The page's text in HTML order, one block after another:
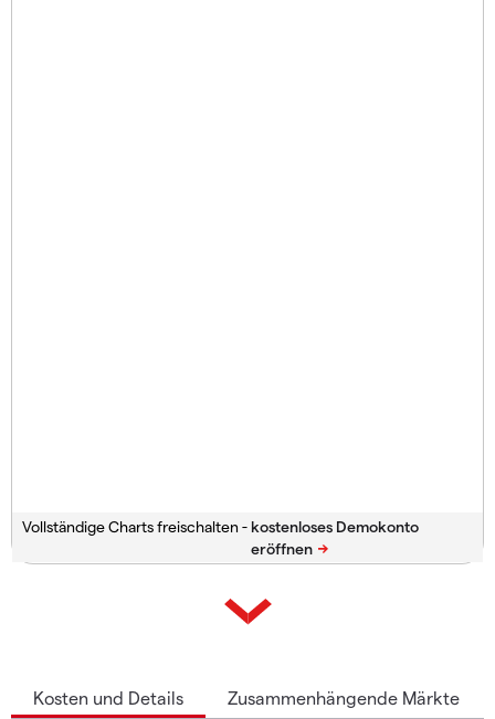
Vollständige Charts freischalten -
Kosten und Details Zusammenhängende Märkte